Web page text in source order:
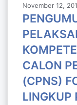
November 12,
CALON
(CPNS)
LlNGKUP